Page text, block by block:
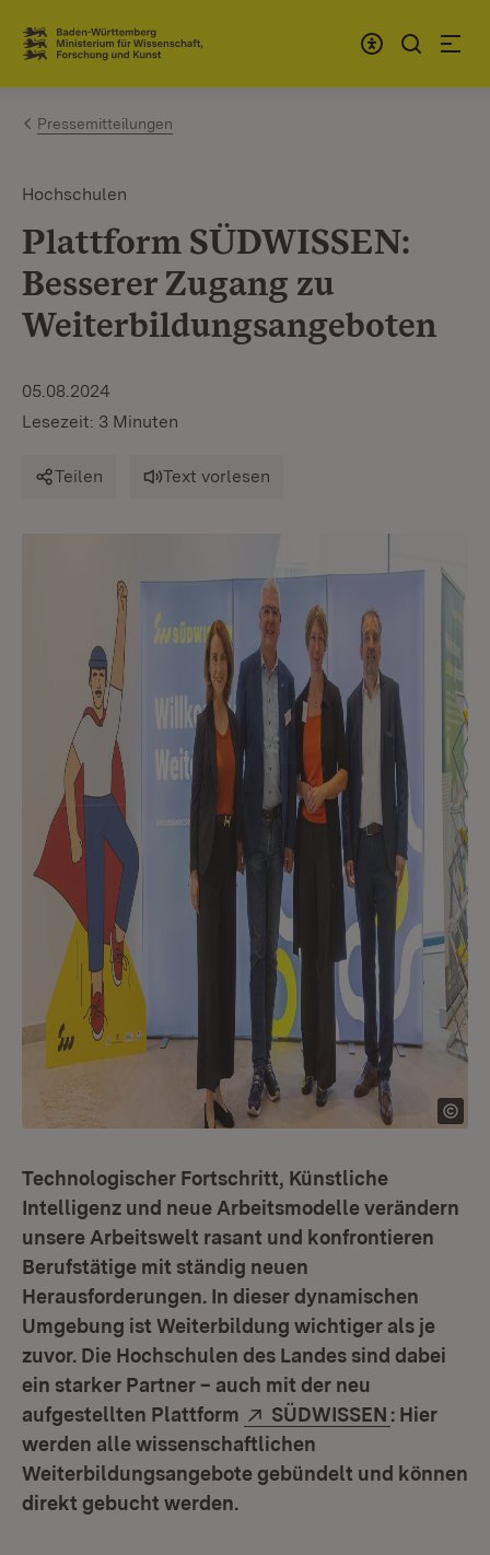
Zum Inhalt springen
Link zur Startseite
Pressemitteilungen
Hochschulen
Plattform SÜDWISSEN:
Besserer Zugang zu
Weiterbildungsangeboten
05.08.2024
Lesezeit: 3 Minuten
Teilen Text vorlesen
Technologischer Fortschritt, Künstliche
Intelligenz und neue Arbeitsmodelle verändern
unsere Arbeitswelt rasant und konfrontieren
Berufstätige mit ständig neuen
Herausforderungen. In dieser dynamischen
Umgebung ist Weiterbildung wichtiger als je
zuvor. Die Hochschulen des Landes sind dabei
ein starker Partner – auch mit der neu
aufgestellten Plattform
Extern:
SÜDWISSEN (Öffnet in
: Hier
werden alle wissenschaftlichen
Weiterbildungsangebote gebündelt und können
direkt gebucht werden.